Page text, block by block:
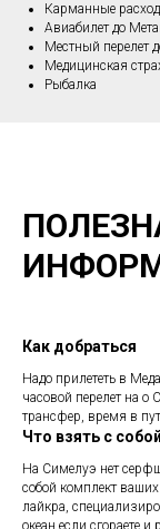
Карманные
Авиабилет до
Местный перелет
Медицинская
Рыбалка
Как добраться
Надо прилететь в
часовой перелет на о
трансфер, время в
Что взять с
На Симелуэ нет
собой комплект
лайкра,
океан если сгораете